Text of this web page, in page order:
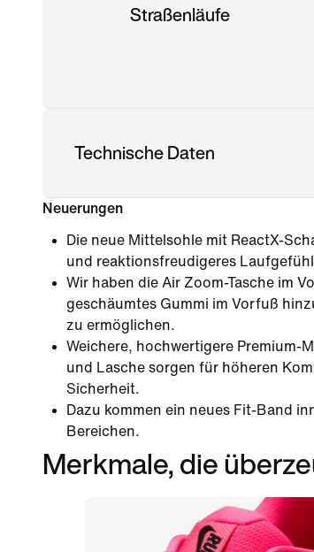
Straßenläufe
Technische Daten
Neuerungen
Die neue Mittelsohle mit ReactX-
und reaktionsfreudigeres
Wir haben die Air Zoom-Tasche im
geschäumtes Gummi im Vorfuß
zu ermöglichen.
Weichere, hochwertigere Premium-
und Lasche sorgen für höheren
Sicherheit.
Dazu kommen ein neues Fit-Band
Bereichen.
Merkmale, die